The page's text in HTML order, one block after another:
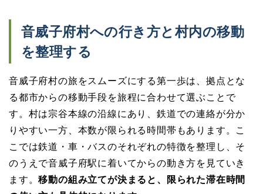
音威子府村への行き方と村内の移動
を整理する
音威子府村の旅をスムーズにする第一歩は、拠点とな
る都市からの移動手段を旅程に合わせて選ぶことで
す。村は宗谷本線の沿線にあり、鉄道での連絡が分か
りやすい一方、本数が限られる時間帯もあります。こ
こでは鉄道・車・バスのそれぞれの特徴を整理し、そ
のうえで音威子府駅に着いてからの動き方を見ていき
ます。移動の組み立てが決まると、限られた滞在時間